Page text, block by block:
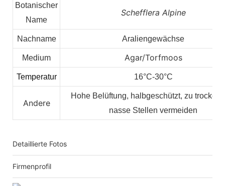
Botanischer
Name
Schefflera Alpine
Nachname Araliengewächse
Medium Agar/Torfmoos
Temperatur 16°C-30°C
Andere
Hohe Belüftung, halbgeschützt, zu
nasse Stellen vermeiden
Detaillierte Fotos
Firmenprofil